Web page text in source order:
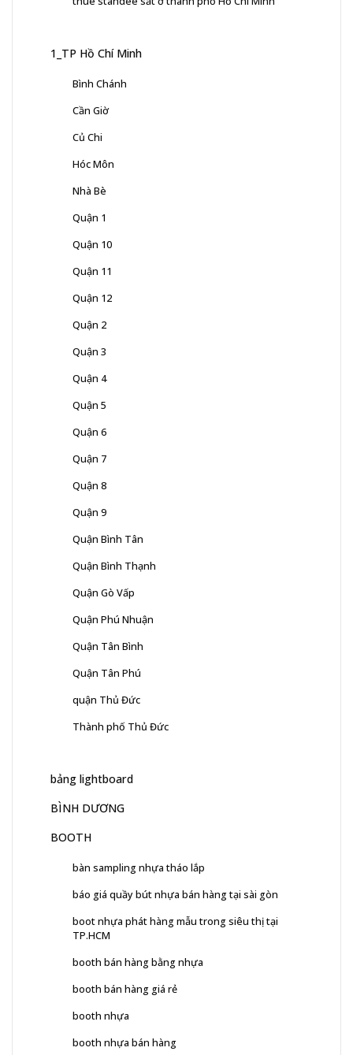
1_TP Hồ Chí Minh
Bình Chánh
Cần Giờ
Củ Chi
Hóc Môn
Nhà Bè
Quận 1
Quận 10
Quận 11
Quận 12
Quận 2
Quận 3
Quận 4
Quận 5
Quận 6
Quận 7
Quận 8
Quận 9
Quận Bình Tân
Quận Bình Thạnh
Quận Gò Vấp
Quận Phú Nhuận
Quận Tân Bình
Quận Tân Phú
quận Thủ Đức
Thành phố Thủ Đức
bảng lightboard
BÌNH DƯƠNG
BOOTH
bàn sampling nhựa tháo lắp
báo giá quầy bút nhựa bán hàng tại sài gòn
boot nhựa phát hàng mẫu trong siêu thị tại
TP.HCM
booth bán hàng bằng nhựa
booth bán hàng giá rẻ
booth nhựa
booth nhựa bán hàng